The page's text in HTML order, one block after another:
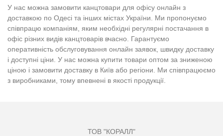
У нас можна замовити канцтовари для офісу онлайн з
доставкою по Одесі та інших містах України. Ми пропонуємо
співпрацю компаніям, яким необхідні регулярні постачання в
офіс різних видів канцтоварів вчасно. Гарантуємо
оперативність обслуговування онлайн заявок, швидку доставку
і доступні ціни. У нас можна купити товари оптом за зниженою
ціною і замовити доставку в Київ або регіони. Ми співпрацюємо
з виробниками, тому впевнені в якості продукції.
ТОВ "КОРАЛЛ"